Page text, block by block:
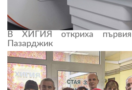
В ХИГИЯ откриха
Пазарджик